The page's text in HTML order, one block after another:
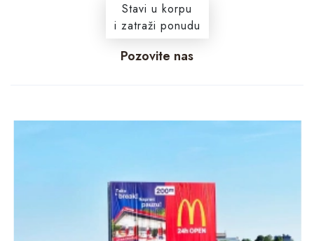
Stavi u korpu
i zatraži ponudu
Pozovite nas